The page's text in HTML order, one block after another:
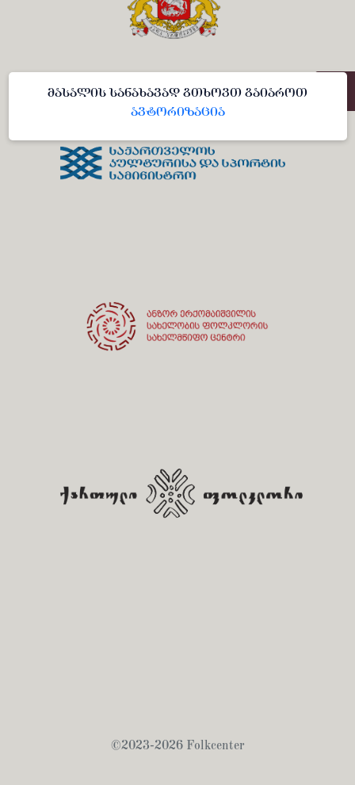
©2023-2026 Folkcenter
მასალის სანახავად გთხოვთ გაიაროთ
ავტორიზაცია